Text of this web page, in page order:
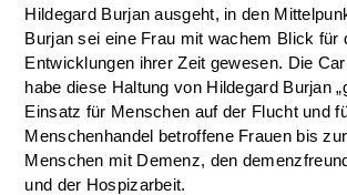
Hildegard Burjan ausgeht, in den
Burjan sei eine Frau mit wachem Blick für
Entwicklungen ihrer Zeit gewesen. Die
habe diese Haltung von Hildegard Burjan
Einsatz für Menschen auf der Flucht und
Menschenhandel betroffene Frauen bis
Menschen mit Demenz, den
und der Hospizarbeit.